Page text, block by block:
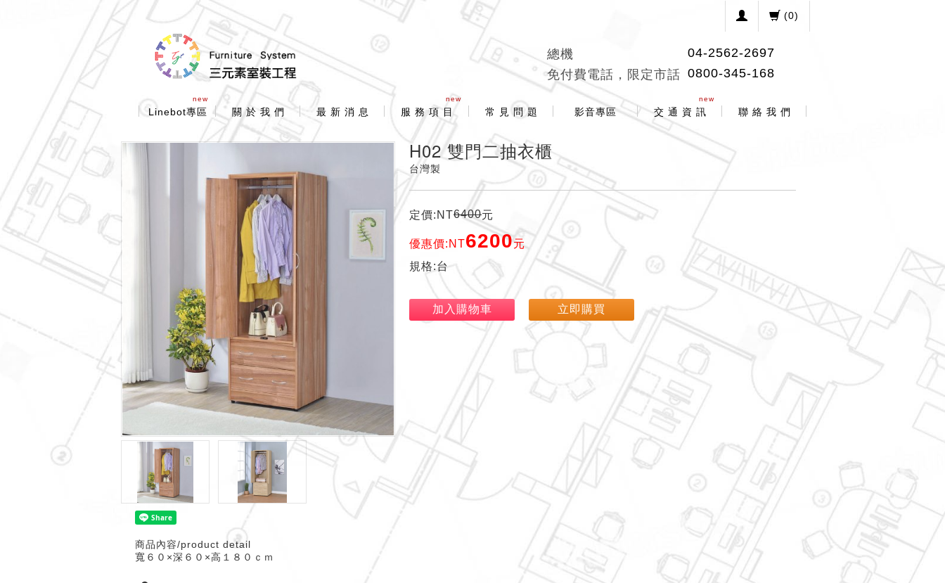
(0)
總機
04-2562-2697
免付費電話，限定市話 0800-345-168
new
Linebot專區 關 於 我 們 最 新 消 息
new
服 務 項 目 常 見 問 題 影音專區
new
交 通 資 訊 聯 絡 我 們
H02 雙門二抽衣櫃
台灣製
定價:NT6400元
優惠價:NT6200元
規格:台
加入購物車 立即購買
商品內容/product detail
寬６０×深６０×高１８０ｃｍ